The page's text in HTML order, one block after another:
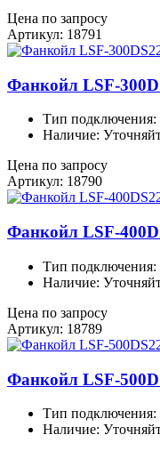
Цена по запросу
Артикул: 18791
Фанкойл LSF-
Тип подключения:
Наличие:
Цена по запросу
Артикул: 18790
Фанкойл LSF-
Тип подключения:
Наличие:
Цена по запросу
Артикул: 18789
Фанкойл LSF-
Тип подключения:
Наличие: